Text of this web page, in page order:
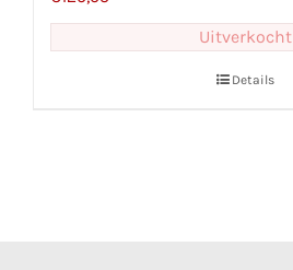
Uitverkocht
Details